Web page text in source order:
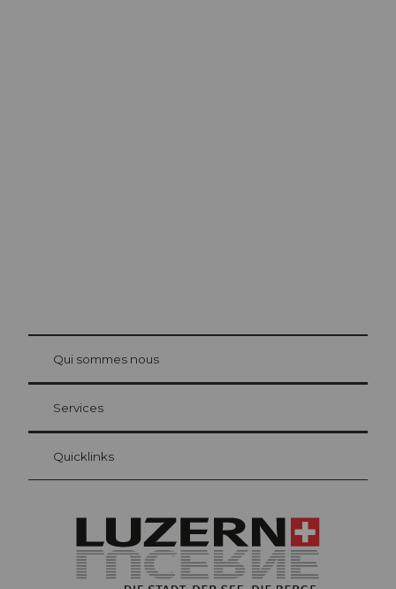
Carte d’hôte Lucerne
Vos avantages en tant qu'hôte pour la nuit
at Bre
Qui sommes nous
Services
Quicklinks